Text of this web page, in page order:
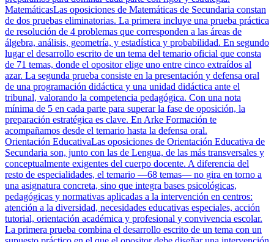
MatemáticasLas oposiciones de Matemáticas de Secundaria constan
de dos pruebas eliminatorias. La primera incluye una prueba práctica
de resolución de 4 problemas que corresponden a las áreas de
álgebra, análisis, geometría, y estadística y probabilidad. En segundo
lugar el desarrollo escrito de un tema del temario oficial que consta
de 71 temas, donde el opositor elige uno entre cinco extraídos al
azar. La segunda prueba consiste en la presentación y defensa oral
de una programación didáctica y una unidad didáctica ante el
tribunal, valorando la competencia pedagógica. Con una nota
mínima de 5 en cada parte para superar la fase de oposición, la
preparación estratégica es clave. En Arke Formación te
acompañamos desde el temario hasta la defensa oral.
Orientación EducativaLas oposiciones de Orientación Educativa de
Secundaria son, junto con las de Lengua, de las más transversales y
conceptualmente exigentes del cuerpo docente. A diferencia del
resto de especialidades, el temario —68 temas— no gira en torno a
una asignatura concreta, sino que integra bases psicológicas,
pedagógicas y normativas aplicadas a la intervención en centros:
atención a la diversidad, necesidades educativas especiales, acción
tutorial, orientación académica y profesional y convivencia escolar.
La primera prueba combina el desarrollo escrito de un tema con un